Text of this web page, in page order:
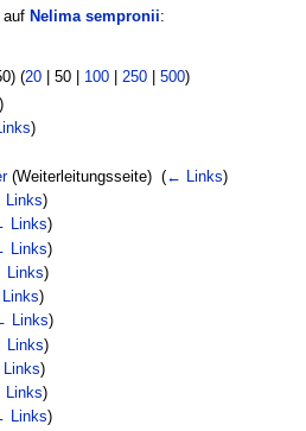
auf Nelima sempronii:
) (20| 50| 100| 250| 500)
)
)
(Weiterleitungsseite) ‎ (← Links)
)
Links)
Links)
Links)
)
Links)
Links)
)
)
Links)